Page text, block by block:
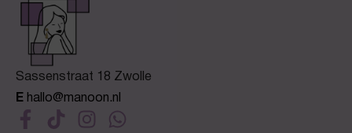
Sassenstraat 18 Zwolle
E hallo@manoon.nl